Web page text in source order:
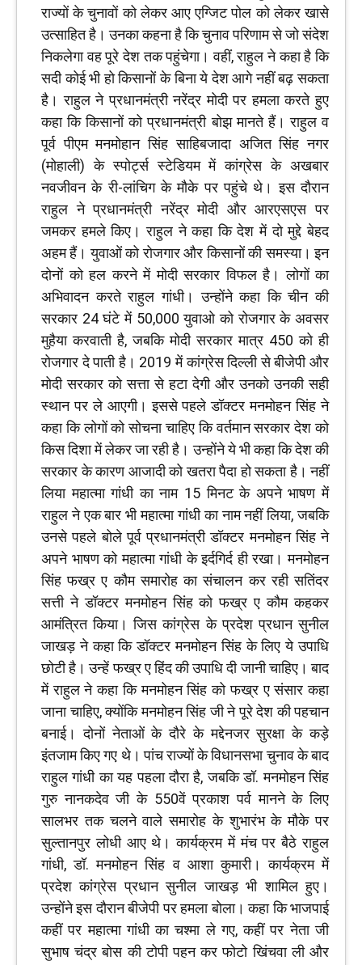
राज्यों के चुनावों को लेकर आए एग्जिट पोल को लेकर खासे
उत्साहित है। उनका कहना है कि चुनाव परिणाम से जो संदेश
निकलेगा वह पूरे देश तक पहुंचेगा। वहीं, राहुल ने कहा है कि
सदी कोई भी हो किसानों के बिना ये देश आगे नहीं बढ़ सकता
है। राहुल ने प्रधानमंत्री नरेंद्र मोदी पर हमला करते हुए
कहा कि किसानों को प्रधानमंत्री बोझ मानते हैं। राहुल व
पूर्व पीएम मनमोहान सिंह साहिबजादा अजित सिंह नगर
(मोहाली) के स्पोर्ट्स स्टेडियम में कांग्रेस के अखबार
नवजीवन के री-लांचिग के मौके पर पहुंचे थे। इस दौरान
राहुल ने प्रधानमंत्री नरेंद्र मोदी और आरएसएस पर
जमकर हमले किए। राहुल ने कहा कि देश में दो मुद्दे बेहद
अहम हैं। युवाओं को रोजगार और किसानों की समस्या। इन
दोनों को हल करने में मोदी सरकार विफल है। लोगों का
अभिवादन करते राहुल गांधी। उन्होंने कहा कि चीन की
सरकार 24 घंटे में 50,000 युवाओ को रोजगार के अवसर
मुहैया करवाती है, जबकि मोदी सरकार मात्र 450 को ही
रोजगार दे पाती है। 2019 में कांग्रेस दिल्ली से बीजेपी और
मोदी सरकार को सत्ता से हटा देगी और उनको उनकी सही
स्थान पर ले आएगी। इससे पहले डॉक्टर मनमोहन सिंह ने
कहा कि लोगों को सोचना चाहिए कि वर्तमान सरकार देश को
किस दिशा में लेकर जा रही है। उन्होंने ये भी कहा कि देश की
सरकार के कारण आजादी को खतरा पैदा हो सकता है। नहीं
लिया महात्मा गांधी का नाम 15 मिनट के अपने भाषण में
राहुल ने एक बार भी महात्मा गांधी का नाम नहीं लिया, जबकि
उनसे पहले बोले पूर्व प्रधानमंत्री डॉक्टर मनमोहन सिंह ने
अपने भाषण को महात्मा गांधी के इर्दगिर्द ही रखा। मनमोहन
सिंह फख्र ए कौम समारोह का संचालन कर रही सतिंदर
सत्ती ने डॉक्टर मनमोहन सिंह को फख्र ए कौम कहकर
आमंत्रित किया। जिस कांग्रेस के प्रदेश प्रधान सुनील
जाखड़ ने कहा कि डॉक्टर मनमोहन सिंह के लिए ये उपाधि
छोटी है। उन्हें फख्र ए हिंद की उपाधि दी जानी चाहिए। बाद
में राहुल ने कहा कि मनमोहन सिंह को फख्र ए संसार कहा
जाना चाहिए, क्योंकि मनमोहन सिंह जी ने पूरे देश की पहचान
बनाई। दोनों नेताओं के दौरे के मद्देनजर सुरक्षा के कड़े
इंतजाम किए गए थे। पांच राज्यों के विधानसभा चुनाव के बाद
राहुल गांधी का यह पहला दौरा है, जबकि डॉ. मनमोहन सिंह
गुरु नानकदेव जी के 550वें प्रकाश पर्व मानने के लिए
सालभर तक चलने वाले समारोह के शुभारंभ के मौके पर
सुल्तानपुर लोधी आए थे। कार्यक्रम में मंच पर बैठे राहुल
गांधी, डॉ. मनमोहन सिंह व आशा कुमारी। कार्यक्रम में
प्रदेश कांग्रेस प्रधान सुनील जाखड़ भी शामिल हुए।
उन्होंने इस दौरान बीजेपी पर हमला बोला। कहा कि भाजपाई
कहीं पर महात्मा गांधी का चश्मा ले गए, कहीं पर नेता जी
सुभाष चंद्र बोस की टोपी पहन कर फोटो खिंचवा ली और